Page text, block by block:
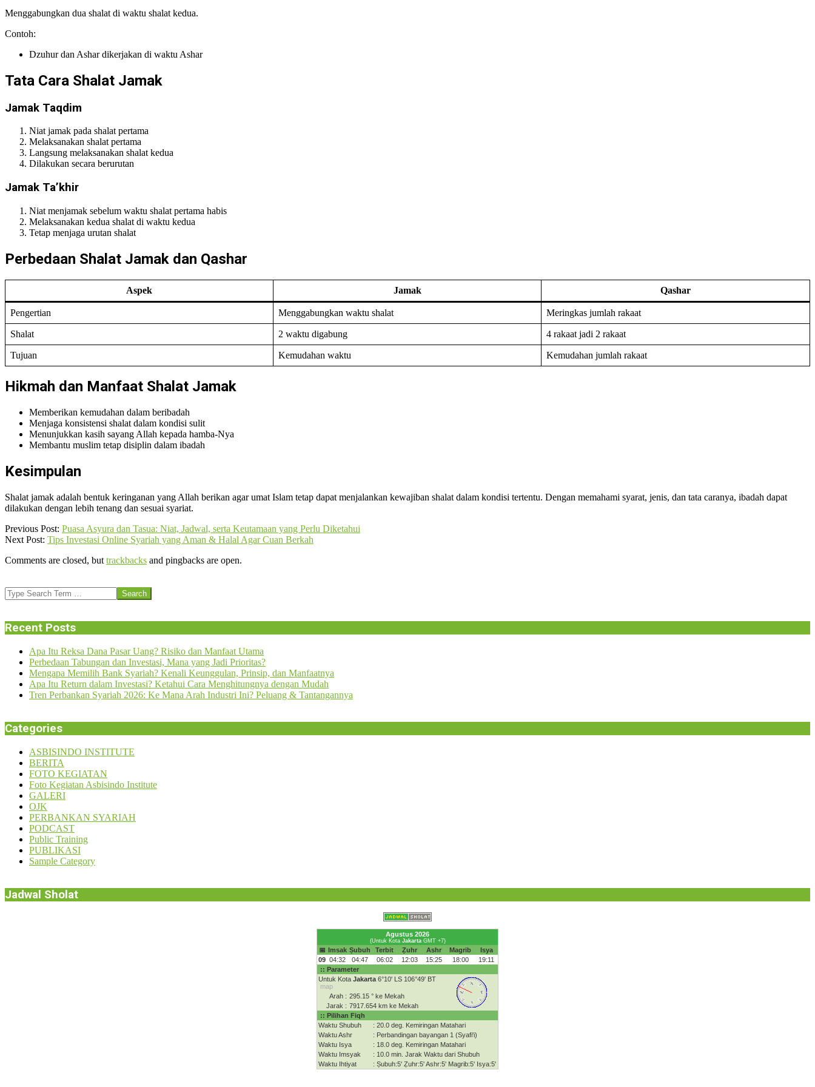
Menggabungkan dua shalat di waktu shalat kedua.
Contoh:
Dzuhur dan Ashar dikerjakan di waktu Ashar
Tata Cara Shalat Jamak
Jamak Taqdim
Niat jamak pada shalat pertama
Melaksanakan shalat pertama
Langsung melaksanakan shalat kedua
Dilakukan secara berurutan
Jamak Ta’khir
Niat menjamak sebelum waktu shalat pertama habis
Melaksanakan kedua shalat di waktu kedua
Tetap menjaga urutan shalat
Perbedaan Shalat Jamak dan Qashar
Aspek Jamak Qashar
Pengertian Menggabungkan waktu shalat Meringkas jumlah rakaat
Shalat 2 waktu digabung 4 rakaat jadi 2 rakaat
Tujuan Kemudahan waktu Kemudahan jumlah rakaat
Hikmah dan Manfaat Shalat Jamak
Memberikan kemudahan dalam beribadah
Menjaga konsistensi shalat dalam kondisi sulit
Menunjukkan kasih sayang Allah kepada hamba-Nya
Membantu muslim tetap disiplin dalam ibadah
Kesimpulan
Shalat jamak adalah bentuk keringanan yang Allah berikan agar umat Islam tetap dapat menjalankan kewajiban shalat dalam kondisi tertentu. Dengan memahami syarat, jenis, dan tata caranya, ibadah dapat
dilakukan dengan lebih tenang dan sesuai syariat.
2026-
06-
Previous Post: Puasa Asyura dan Tasua: Niat, Jadwal, serta Keutamaan yang Perlu Diketahui
Next Post: Tips Investasi Online Syariah yang Aman & Halal Agar Cuan Berkah
Comments are closed, but trackbacks and pingbacks are open.
Search
Recent Posts
Apa Itu Reksa Dana Pasar Uang? Risiko dan Manfaat Utama
Perbedaan Tabungan dan Investasi, Mana yang Jadi Prioritas?
Mengapa Memilih Bank Syariah? Kenali Keunggulan, Prinsip, dan Manfaatnya
Apa Itu Return dalam Investasi? Ketahui Cara Menghitungnya dengan Mudah
Tren Perbankan Syariah 2026: Ke Mana Arah Industri Ini? Peluang & Tantangannya
Categories
ASBISINDO INSTITUTE
BERITA
FOTO KEGIATAN
Foto Kegiatan Asbisindo Institute
GALERI
OJK
PERBANKAN SYARIAH
PODCAST
Public Training
PUBLIKASI
Sample Category
Jadwal Sholat